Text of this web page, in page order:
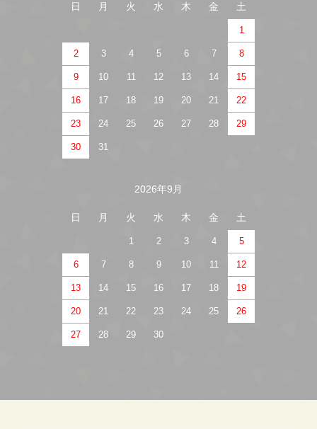
日 月 火 水 木 金 土
1
2 3 4 5 6 7 8
9 10 11 12 13 14 15
16 17 18 19 20 21 22
23 24 25 26 27 28 29
30 31
2026年9月
日 月 火 水 木 金 土
1 2 3 4 5
6 7 8 9 10 11 12
13 14 15 16 17 18 19
20 21 22 23 24 25 26
27 28 29 30